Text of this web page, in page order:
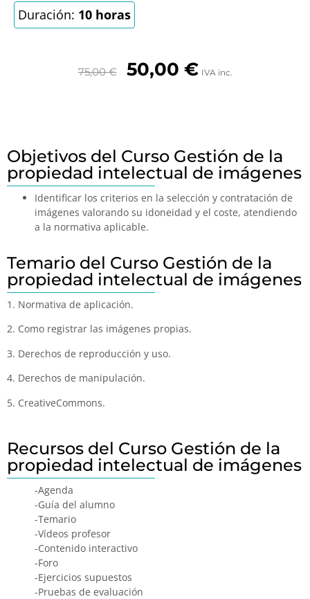
Duración: 10 horas
75,00€ 50,00 € IVA inc.
Objetivos del Curso Gestión de la
propiedad intelectual de imágenes
Identificar los criterios en la selección y contratación de
imágenes valorando su idoneidad y el coste, atendiendo
a la normativa aplicable.
Temario del Curso Gestión de la
propiedad intelectual de imágenes
1. Normativa de aplicación.
2. Como registrar las imágenes propias.
3. Derechos de reproducción y uso.
4. Derechos de manipulación.
5. CreativeCommons.
Recursos del Curso Gestión de la
propiedad intelectual de imágenes
-Agenda
-Guía del alumno
-Temario
-Vídeos profesor
-Contenido interactivo
-Foro
-Ejercicios supuestos
-Pruebas de evaluación